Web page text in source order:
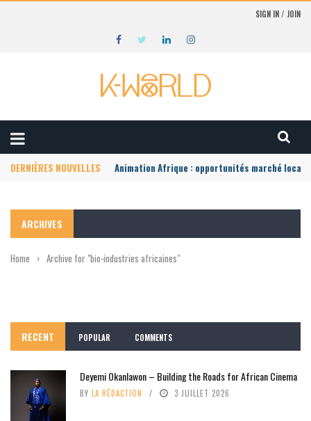
SIGN IN / JOIN
DERNIÈRES NOUVELLES Animation Afrique : opportunités marché local
ARCHIVES
Home › Archive for "bio-industries africaines"
RECENT POPULAR COMMENTS
Deyemi Okanlawon – Building the Roads for African Cinema
BY LA RÉDACTION 3 JUILLET 2026